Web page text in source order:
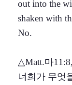
out into the
shaken with
No.
△Matt.마
너희가 무엇